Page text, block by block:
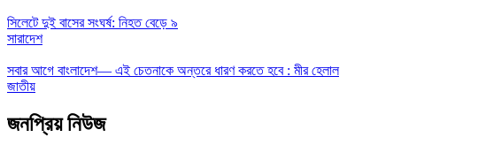
সিলেটে দুই বাসের সংঘর্ষ: নিহত বেড়ে ৯
সারাদেশ
সবার আগে বাংলাদেশ— এই চেতনাকে অন্তরে ধারণ করতে হবে : মীর হেলাল
জাতীয়
জনপ্রিয় নিউজ